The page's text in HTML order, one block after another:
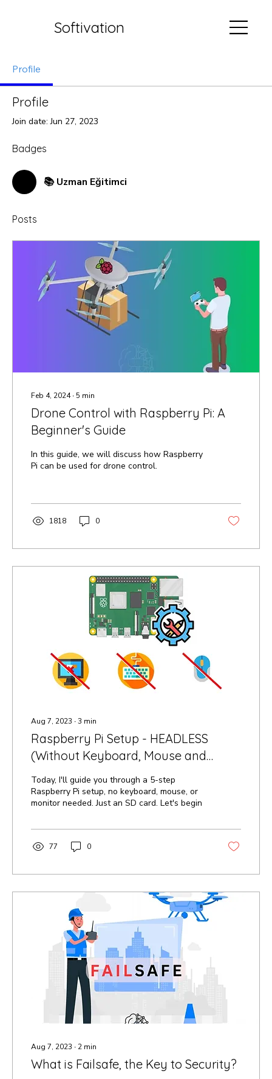
Softivation
Profile
Profile
Join date: Jun 27, 2023
Badges
📚 Uzman Eğitimci
Posts
Feb 4, 2024∙ 5 min
Drone Control with Raspberry Pi: A
Beginner's Guide
In this guide, we will discuss how Raspberry
Pi can be used for drone control.
1818 0
Aug 7, 2023 ∙3 min
Raspberry Pi Setup - HEADLESS
(Without Keyboard, Mouse and
Display)
Today, I'll guide you through a 5-step
Raspberry Pi setup, no keyboard, mouse, or
monitor needed. Just an SD card. Let's begin
77 0
Aug 7, 2023 ∙2 min
What is Failsafe, the Key to Security?